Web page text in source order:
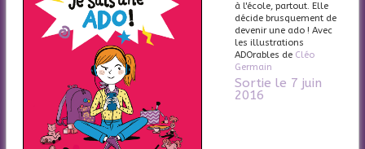
à l'école, partout. Elle
décide brusquement de
devenir une ado ! Avec
les illustrations
ADOrables de Cléo
Germain
Sortie le 7 juin
2016